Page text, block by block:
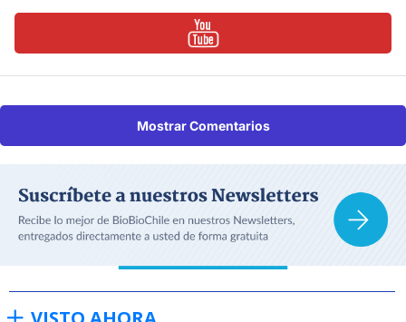
Mostrar Comentarios